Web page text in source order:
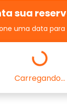
sua
uma data
Carregando...